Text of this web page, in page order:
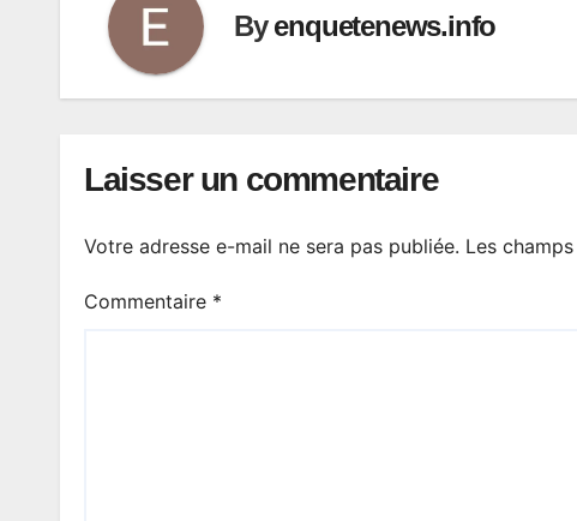
Byenquetenews.info
Laisser un commentaire
Votre adresse e-mail ne sera pas publiée. Les
Commentaire *